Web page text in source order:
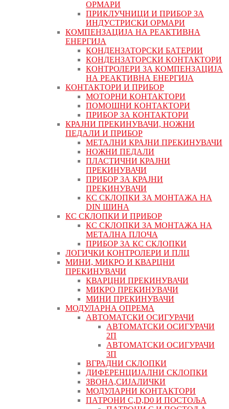
ОРМАРИ
ПРИКЛУЧНИЦИ И ПРИБОР ЗА
ИНДУСТРИСКИ ОРМАРИ
КОМПЕНЗАЦИЈА НА РЕАКТИВНА
ЕНЕРГИЈА
КОНДЕНЗАТОРСКИ БАТЕРИИ
КОНДЕНЗАТОРСКИ КОНТАКТОРИ
КОНТРОЛЕРИ ЗА КОМПЕНЗАЦИЈА
НА РЕАКТИВНА ЕНЕРГИЈА
КОНТАКТОРИ И ПРИБОР
МОТОРНИ КОНТАКТОРИ
ПОМОШНИ КОНТАКТОРИ
ПРИБОР ЗА КОНТАКТОРИ
КРАЈНИ ПРЕКИНУВАЧИ, НОЖНИ
ПЕДАЛИ И ПРИБОР
МЕТАЛНИ КРАЈНИ ПРЕКИНУВАЧИ
НОЖНИ ПЕДАЛИ
ПЛАСТИЧНИ КРАЈНИ
ПРЕКИНУВАЧИ
ПРИБОР ЗА КРАЈНИ
ПРЕКИНУВАЧИ
КС СКЛОПКИ ЗА МОНТАЖА НА
DIN ШИНА
КС СКЛОПКИ И ПРИБОР
КС СКЛОПКИ ЗА МОНТАЖА НА
МЕТАЛНА ПЛОЧА
ПРИБОР ЗА КС СКЛОПКИ
ЛОГИЧКИ КОНТРОЛЕРИ И ПЛЦ
МИНИ, МИКРО И КВАРЦНИ
ПРЕКИНУВАЧИ
КВАРЦНИ ПРЕКИНУВАЧИ
МИКРО ПРЕКИНУВАЧИ
МИНИ ПРЕКИНУВАЧИ
МОДУЛАРНА ОПРЕМА
АВТОМАТСКИ ОСИГУРАЧИ
АВТОМАТСКИ ОСИГУРАЧИ
2П
АВТОМАТСКИ ОСИГУРАЧИ
3П
ВГРАДНИ СКЛОПКИ
ДИФЕРЕНЦИЈАЛНИ СКЛОПКИ
ЗВОНА,СИЈАЛИЧКИ
МОДУЛАРНИ КОНТАКТОРИ
ПАТРОНИ C,D,D0 И ПОСТОЉА